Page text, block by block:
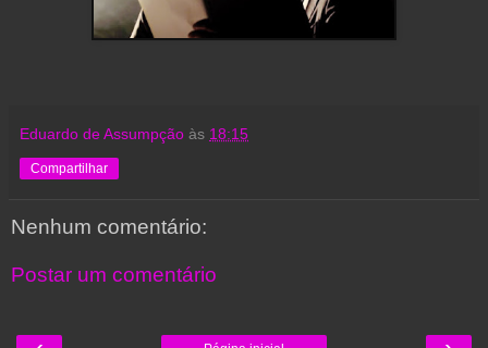
Eduardo de Assumpção às 18:15
Compartilhar
Nenhum comentário:
Postar um comentário